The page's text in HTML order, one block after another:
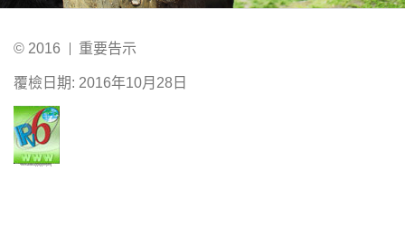
© 2016 重要告示
覆檢日期: 2016年10月28日